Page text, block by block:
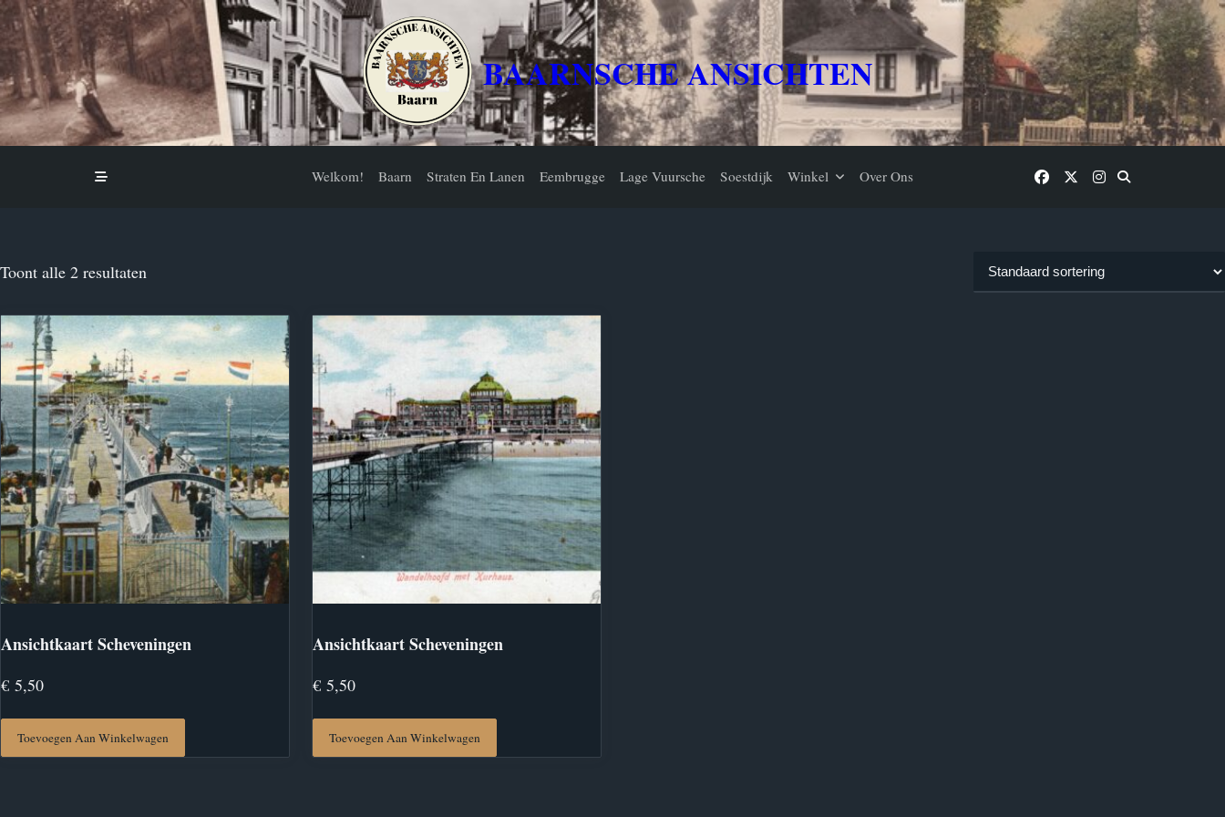
Skip
to
content
BAARNSCHE ANSICHTEN
Welkom! Baarn Straten En Lanen Eembrugge Lage Vuursche Soestdijk Winkel Over Ons
Toont alle 2 resultaten
Ansichtkaart Scheveningen
€ 5,50
Toevoegen Aan Winkelwagen
Ansichtkaart Scheveningen
€ 5,50
Toevoegen Aan Winkelwagen